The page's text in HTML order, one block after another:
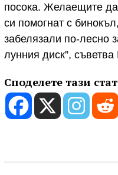
посока. Желаещите
си помогнат с
забелязали по-лесно
лунния диск”,
Споделете тази